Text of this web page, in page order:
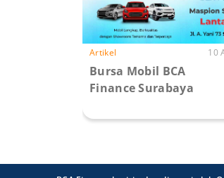
Artikel 10
Bursa Mobil BCA
Finance Surabaya